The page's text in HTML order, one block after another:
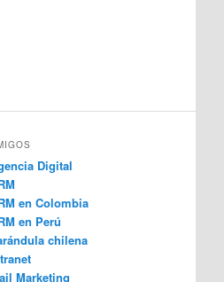
Digital
en Colombia
en Perú
chilena
Marketing